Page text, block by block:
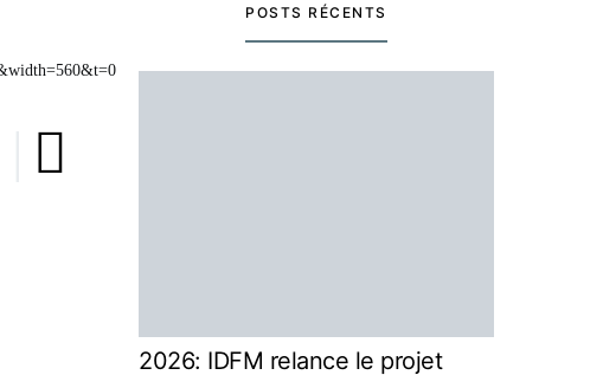
POSTS RÉCENTS
2026: IDFM relance le projet